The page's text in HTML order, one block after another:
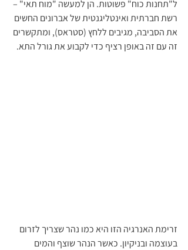
ל"תחנות כוח" פשוטות. הן למעשה "מוח תאי" –
רשת חברתית ואינטליגנטית של אברונים החשים
את הסביבה, מגיבים ללחץ (סטראס), ומתקשרים
זה עם זה באופן רציף כדי לקבוע את גורל התא.
זרימת האנרגיה הזו היא כמו נהר שצריך לזרום
בעוצמה ובניקיון. כאשר הנהר שוצף והמים